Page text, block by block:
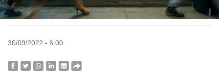
30/09/2022 - 6:00